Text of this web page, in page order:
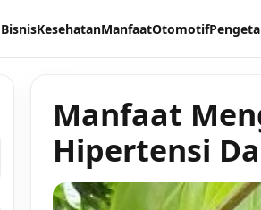
BisnisKesehatanManfaatOtomotif
Manfaat
Hipertensi